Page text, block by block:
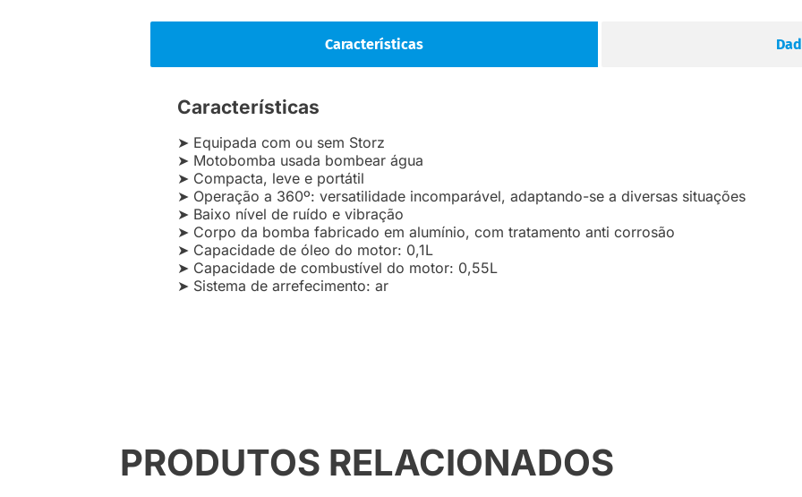
Características
Características
➤ Equipada com ou sem Storz
➤ Motobomba usada bombear água
➤ Compacta, leve e portátil
➤ Operação a 360º: versatilidade incomparável, adaptando-se a diversas situações
➤ Baixo nível de ruído e vibração
➤ Corpo da bomba fabricado em alumínio, com tratamento anti corrosão
➤ Capacidade de óleo do motor: 0,1L
➤ Capacidade de combustível do motor: 0,55L
➤ Sistema de arrefecimento: ar
PRODUTOS RELACIONADOS